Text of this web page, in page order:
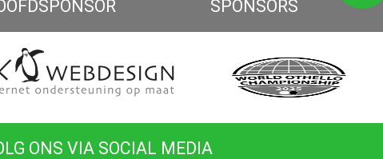
SPONSORS
ONS VIA SOCIAL MEDIA